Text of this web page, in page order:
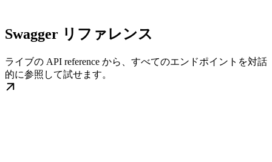
Swagger リファレンス
ライブの API reference から、すべてのエンドポイントを対話
的に参照して試せます。